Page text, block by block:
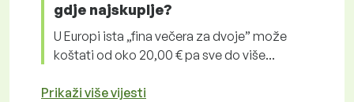
gdje najskuplje?
U Europi ista „fina večera za dvoje” može
koštati od oko 20,00 € pa sve do više...
Prikaži više vijesti